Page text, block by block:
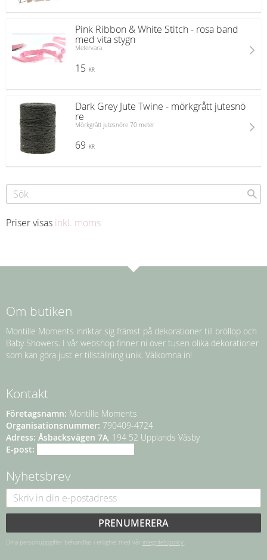
Pink Ribbon & White Stitch - rosa band
med vita stygn
Metervara
15 KR
Dark Grey Jute Twine - mörkgrått jutesnö
re
Mörkgrått jutesnöre 70 meter
69 KR
Priser visas inkl. moms
Om butiken
Montille Moments inriktar sig främst på dekorationer till bröllop och
Baby Showers. I vår webshop finner ni över tusen olika dekorationer
som kan göra just er tillställning unik. Välkomna in!
Kontakt
Företagsnamn: Montille Moments
Organisationsnummer: 790409-4724
Adress: Åsbacksvägen 7A, 194 52 Upplands Väsby
E-post:
Nyhetsbrev
PRENUMERERA
Dina personuppgifter behandlas i enlighet med vår integritetspolicy.